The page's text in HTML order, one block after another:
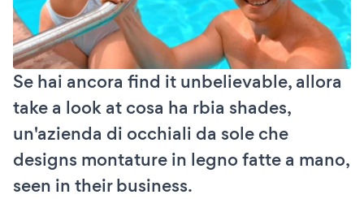
Se hai ancora find it unbelievable, allora
take a look at cosa ha rbia shades,
un'azienda di occhiali da sole che
designs montature in legno fatte a mano,
seen in their business.